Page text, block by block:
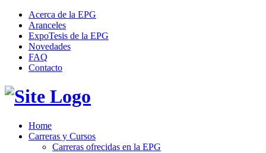
Acerca de la EPG
Aranceles
ExpoTesis de la EPG
Novedades
FAQ
Contacto
Home
Carreras y Cursos
Carreras ofrecidas en la EPG